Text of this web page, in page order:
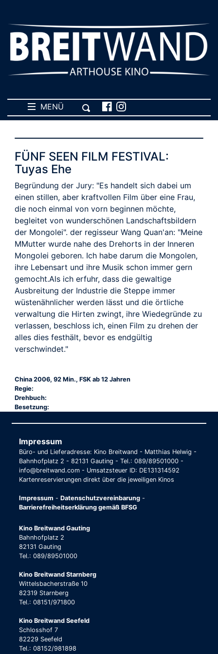
MENÜ
FÜNF SEEN FILM FESTIVAL:
Tuyas Ehe
Begründung der Jury: "Es handelt sich dabei um
einen stillen, aber kraftvollen Film über eine Frau,
die noch einmal von vorn beginnen möchte,
begleitet von wunderschönen Landschaftsbildern
der Mongolei". der regisseur Wang Quan'an: "Meine
MMutter wurde nahe des Drehorts in der Inneren
Mongolei geboren. Ich habe darum die Mongolen,
ihre Lebensart und ihre Musik schon immer gern
gemocht.Als ich erfuhr, dass die gewaltige
Ausbreitung der Industrie die Steppe immer
wüstenähnlicher werden lässt und die örtliche
verwaltung die Hirten zwingt, ihre Wiedegründe zu
verlassen, beschloss ich, einen Film zu drehen der
alles dies festhält, bevor es endgültig
verschwindet."
China 2006, 92 Min., FSK ab 12 Jahren
Regie:
Drehbuch:
Besetzung:
Impressum
Büro- und Lieferadresse: Kino Breitwand - Matthias Helwig -
Bahnhofplatz 2 - 82131 Gauting - Tel.: 089/89501000 -
info@breitwand.com - Umsatzsteuer ID: DE131314592
Kartenreservierungen direkt über die jeweiligen Kinos
Impressum - Datenschutzvereinbarung -
Barrierefreiheitserklärung gemäß BFSG
Kino Breitwand Gauting
Bahnhofplatz 2
82131 Gauting
Tel.: 089/89501000
Kino Breitwand Starnberg
Wittelsbacherstraße 10
82319 Starnberg
Tel.: 08151/971800
Kino Breitwand Seefeld
Schlosshof 7
82229 Seefeld
Tel.: 08152/981898